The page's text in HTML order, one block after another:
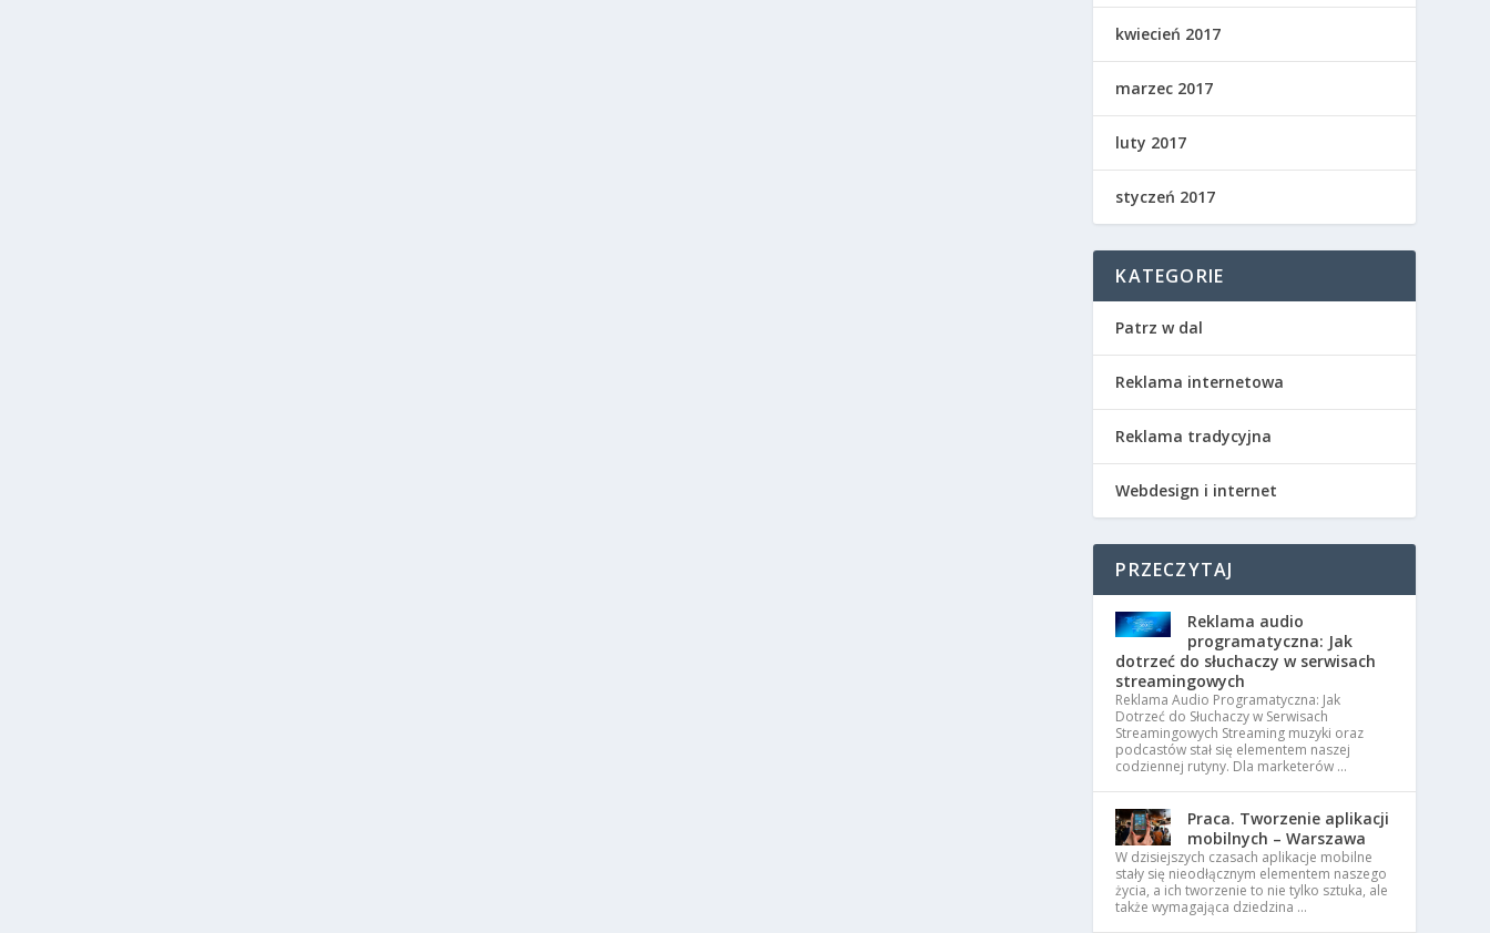
kwiecień 2017
marzec 2017
luty 2017
styczeń 2017
KATEGORIE
Patrz w dal
Reklama internetowa
Reklama tradycyjna
Webdesign i internet
PRZECZYTAJ
Reklama audio
programatyczna: Jak
dotrzeć do słuchaczy w serwisach
streamingowych
Reklama Audio Programatyczna: Jak
Dotrzeć do Słuchaczy w Serwisach
Streamingowych Streaming muzyki oraz
podcastów stał się elementem naszej
codziennej rutyny. Dla marketerów …
Praca. Tworzenie aplikacji
mobilnych – Warszawa
W dzisiejszych czasach aplikacje mobilne
stały się nieodłącznym elementem naszego
życia, a ich tworzenie to nie tylko sztuka, ale
także wymagająca dziedzina …